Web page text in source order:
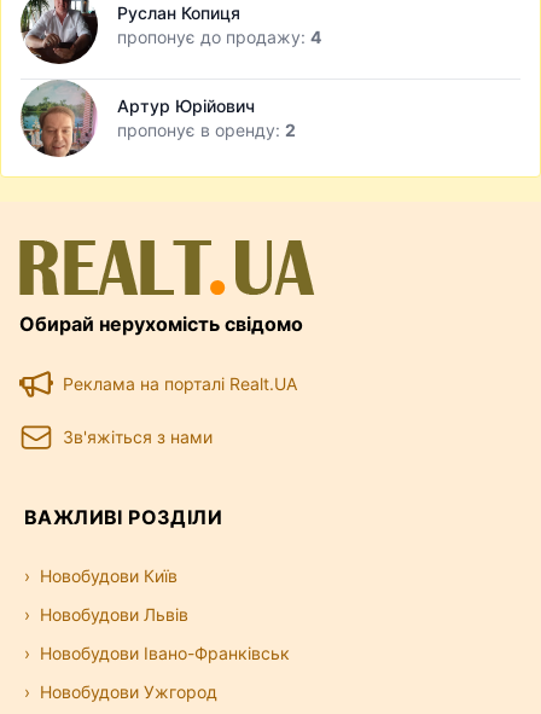
Руслан Копиця
пропонує до продажу: 4
Артур Юрійович
пропонує в оренду: 2
Обирай нерухомість свідомо
Реклама на порталі Realt.UA
Зв'яжіться з нами
ВАЖЛИВІ РОЗДІЛИ
Новобудови Київ
Новобудови Львів
Новобудови Івано-Франківськ
Новобудови Ужгород